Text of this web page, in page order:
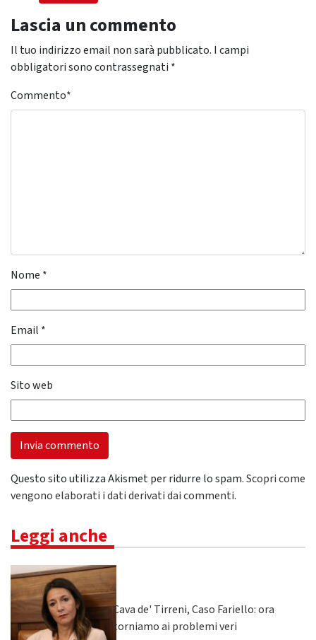
Lascia un commento
Il tuo indirizzo email non sarà pubblicato. I campi
obbligatori sono contrassegnati *
Commento*
Nome *
Email *
Sito web
Questo sito utilizza Akismet per ridurre lo spam.Scopri come
vengono elaborati i dati derivati dai commenti.
Leggi anche
Cava de' Tirreni, Caso Fariello: ora
torniamo ai problemi veri